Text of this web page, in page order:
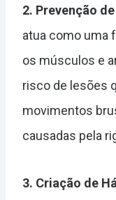
2. Prevenção
atua como uma
os músculos e
risco de lesões
movimentos
causadas pela
3. Criação de